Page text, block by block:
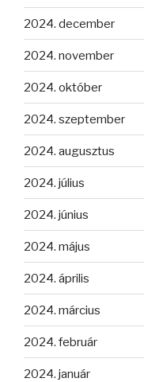
2024. december
2024. november
2024. október
2024. szeptember
2024. augusztus
2024. július
2024. június
2024. május
2024. április
2024. március
2024. február
2024. január